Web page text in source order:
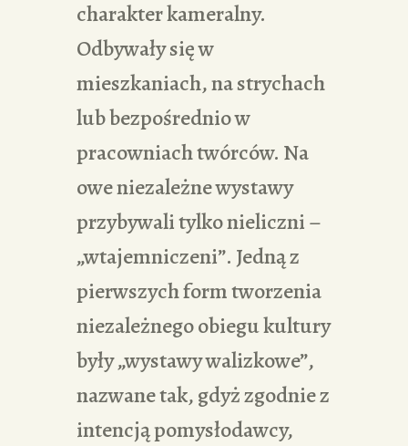
charakter kameralny.
Odbywały się w
mieszkaniach, na strychach
lub bezpośrednio w
pracowniach twórców. Na
owe niezależne wystawy
przybywali tylko nieliczni –
„wtajemniczeni”. Jedną z
pierwszych form tworzenia
niezależnego obiegu kultury
były „wystawy walizkowe”,
nazwane tak, gdyż zgodnie z
intencją pomysłodawcy,